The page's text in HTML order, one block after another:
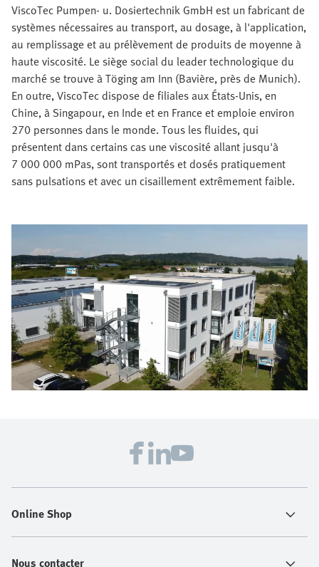
ViscoTec Pumpen- u. Dosiertechnik GmbH est un fabricant de
systèmes nécessaires au transport, au dosage, à l'application,
au remplissage et au prélèvement de produits de moyenne à
haute viscosité. Le siège social du leader technologique du
marché se trouve à Töging am Inn (Bavière, près de Munich).
En outre, ViscoTec dispose de filiales aux États-Unis, en
Chine, à Singapour, en Inde et en France et emploie environ
270 personnes dans le monde. Tous les fluides, qui
présentent dans certains cas une viscosité allant jusqu'à
7 000 000 mPas, sont transportés et dosés pratiquement
sans pulsations et avec un cisaillement extrêmement faible.
Online Shop
Nous contacter